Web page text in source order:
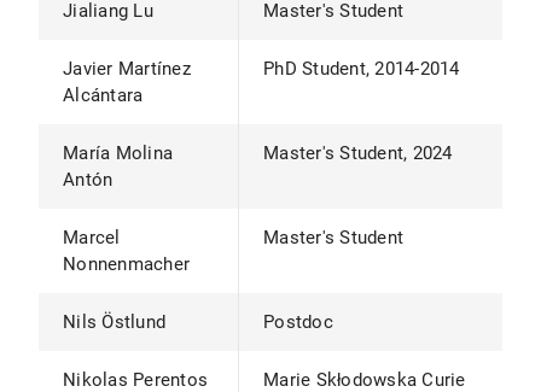
Jialiang Lu Master's Student
Javier Martínez
Alcántara
PhD Student, 2014-2014
María Molina
Antón
Master's Student, 2024
Marcel
Nonnenmacher
Master's Student
Nils Östlund Postdoc
Nikolas Perentos
Marie Skłodowska Curie